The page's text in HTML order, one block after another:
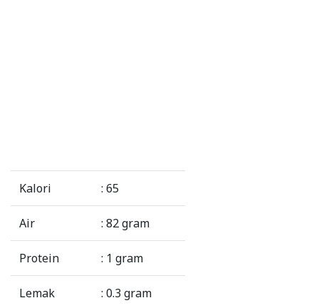
Kalori : 65
Air : 82 gram
Protein : 1 gram
Lemak : 0.3 gram